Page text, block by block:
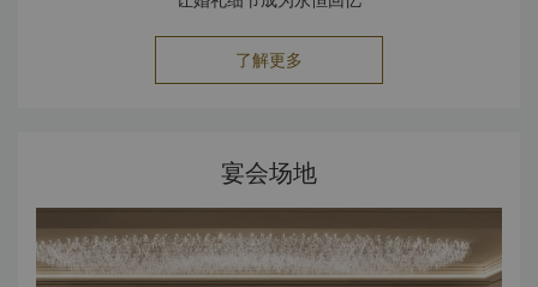
了解更多
宴会场地